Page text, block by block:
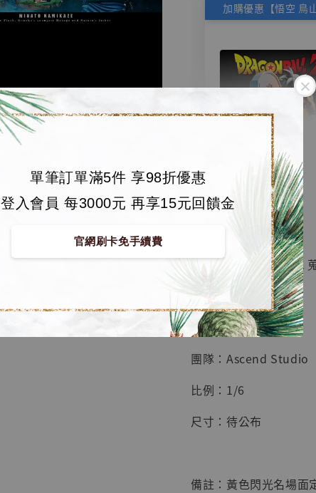
單筆訂單滿5件 享98折優惠
登入會員 每3000元 再享15元回饋金
官網刷卡免手續費
【店內現貨】
系列蒐藏雕像
鳥山明紀念款
工作室]
NT$ 4,280
NT$ 5,580
加入購物車
🏝【無人島玩具】
【預購】火影忍者 GK
■ 商品資訊：
團隊：Ascend Studio
比例：1/6
尺寸：待公布
備註：黃色閃光名場面